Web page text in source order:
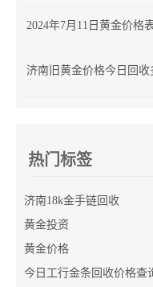
2024年7月11日黄金价格
济南旧黄金价格今日回收
热门标签
济南18k金手链回收
黄金投资
黄金价格
今日工行金条回收价格查